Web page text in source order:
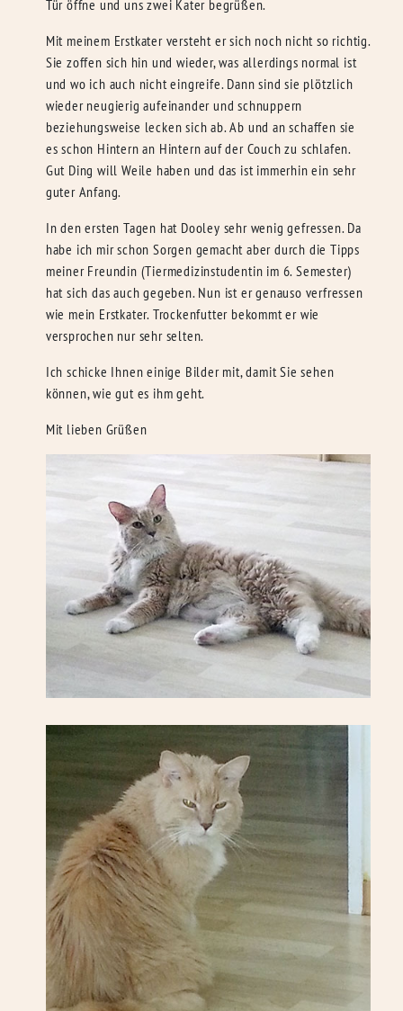
Tür öffne und uns zwei Kater begrüßen.
Mit meinem Erstkater versteht er sich noch nicht so richtig.
Sie zoffen sich hin und wieder, was allerdings normal ist
und wo ich auch nicht eingreife. Dann sind sie plötzlich
wieder neugierig aufeinander und schnuppern
beziehungsweise lecken sich ab. Ab und an schaffen sie
es schon Hintern an Hintern auf der Couch zu schlafen.
Gut Ding will Weile haben und das ist immerhin ein sehr
guter Anfang.
In den ersten Tagen hat Dooley sehr wenig gefressen. Da
habe ich mir schon Sorgen gemacht aber durch die Tipps
meiner Freundin (Tiermedizinstudentin im 6. Semester)
hat sich das auch gegeben. Nun ist er genauso verfressen
wie mein Erstkater. Trockenfutter bekommt er wie
versprochen nur sehr selten.
Ich schicke Ihnen einige Bilder mit, damit Sie sehen
können, wie gut es ihm geht.
Mit lieben Grüßen